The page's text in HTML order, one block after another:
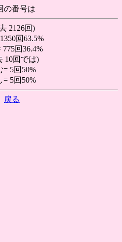
の番号は
2126回)
回63.5%
775回36.4%
10回では)
= 5回50%
= 5回50%
戻る